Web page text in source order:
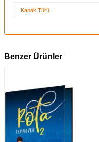
Kapak Türü
Benzer Ürünler